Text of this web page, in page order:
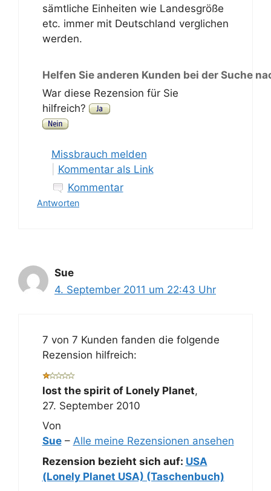
sämtliche Einheiten wie Landesgröße
etc. immer mit Deutschland verglichen
werden.
Helfen Sie anderen Kunden bei der Suche
War diese Rezension für Sie
hilfreich?
Missbrauch melden
Kommentar als Link
Kommentar
Antworten
Sue
4. September 2011 um 22:43 Uhr
7 von 7 Kunden fanden die folgende
Rezension hilfreich:
lost the spirit of Lonely Planet,
27. September 2010
Von
Sue– Alle meine Rezensionen ansehen
Rezension bezieht sich auf: USA
(Lonely Planet USA) (Taschenbuch)